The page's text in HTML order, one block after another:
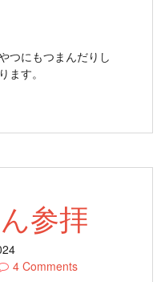
つにもつまんだりし
ます。
参拝
4 Comments